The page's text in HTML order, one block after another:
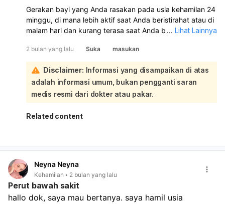
Gerakan bayi yang Anda rasakan pada usia kehamilan 24
minggu, di mana lebih aktif saat Anda beristirahat atau di
malam hari dan kurang terasa saat Anda beraktivitas,
18-25 minggu, memang seringkali janin menunjukkan
aktivitas yang lebih tinggi di malam hari:
Beberapa hal yang perlu Anda ketahui:
Pola Gerakan Janin:Setiap janin memiliki pola gerakan
yang unik. Pada usia kehamilan 24 minggu, janin sudah
mulai memiliki siklus tidur dan bangun. Saat Anda
beraktivitas, gerakan janin mungkin kurang terasa
di malam hari, janin mungkin lebih aktif karena tidak
dipengaruhi oleh penurunan kadar gula darah ibu.
Sensitivitas Ibu:Sensitivitas ibu terhadap gerakan
janin juga bervariasi. Ibu hamil pertama kali mungkin
baru merasakan gerakan yang jelas sekitar 25 minggu.
... Lihat Lainnya
2 bulan yang lalu Suka masukan
Disclaimer: Informasi yang disampaikan di atas
adalah informasi umum, bukan pengganti saran
medis resmi dari dokter atau pakar.
Related content
Neyna Neyna
Kehamilan 2 bulan yang lalu
Perut bawah sakit
hallo dok, saya mau bertanya. saya hamil usia